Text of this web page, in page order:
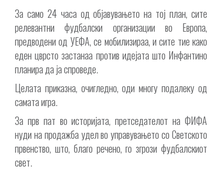
За само 24 часа од објавувањето на тој план, сите
релевантни фудбалски организации во Европа,
предводени од УЕФА, се мобилизираа, и сите тие како
еден цврсто застанаа против идејата што Инфантино
планира да ја спроведе.
Целата приказна, очигледно, оди многу подалеку од
самата игра.
За прв пат во историјата, претседателот на ФИФА
нуди на продажба удел во управувањето со Светското
првенство, што, благо речено, го згрози фудбалскиот
свет.